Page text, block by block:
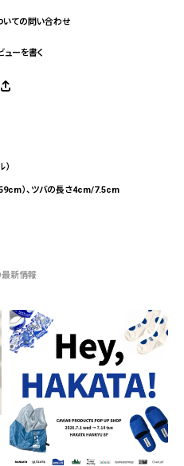
いての問い合わせ
ューを書く
）
59cm）、ツバの長さ4cm/7.5cm
最新情報